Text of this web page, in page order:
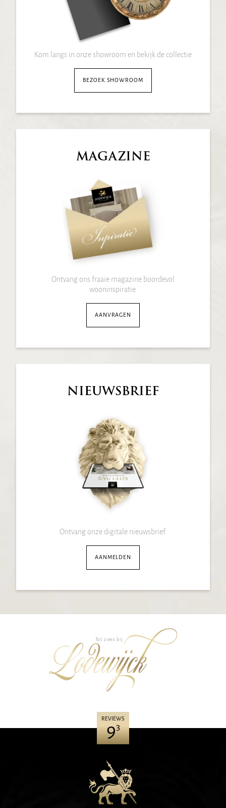
Kom langs in onze showroom en bekijk de collectie
BEZOEK SHOWROOM
MAGAZINE
Ontvang ons fraaie magazine boordevol
wooninspiratie.
AANVRAGEN
NIEUWSBRIEF
Ontvang onze digitale nieuwsbrief.
AANMELDEN
Tot ziens bij
REVIEWS
93